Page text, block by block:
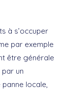
à s’occuper
par exemple
être générale
un
locale,